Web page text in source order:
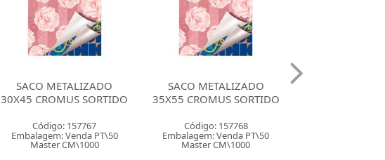
SACO METALIZADO
35X55 CROMUS SORTIDO
Código: 157768
Embalagem: Venda PT\50
Master CM\1000
SACO METALIZADO
45X60 CROMUS SORTIDO
Código: 157771
Embalagem: Venda PT\25
Master PT\25